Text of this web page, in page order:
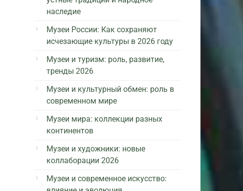
наследие
Музеи России: Как сохраняют
исчезающие культуры в 2026 году
Музеи и туризм: роль, развитие,
тренды 2026
Музеи и культурный обмен: роль в
современном мире
Музеи мира: коллекции разных
континентов
Музеи и художники: новые
коллаборации 2026
Музеи и современное искусство: